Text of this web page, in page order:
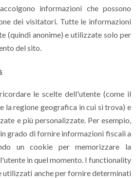
informazioni che possono
dei visitatori. Tutte le informazioni
(quindi anonime) e utilizzate solo per
del sito.
le scelte dell'utente (come il
la regione geografica in cui si trova) e
e più personalizzate. Per esempio,
grado di fornire informazioni fiscali a
un cookie per memorizzare la
in quel momento. I functionality
utilizzati anche per fornire determinati